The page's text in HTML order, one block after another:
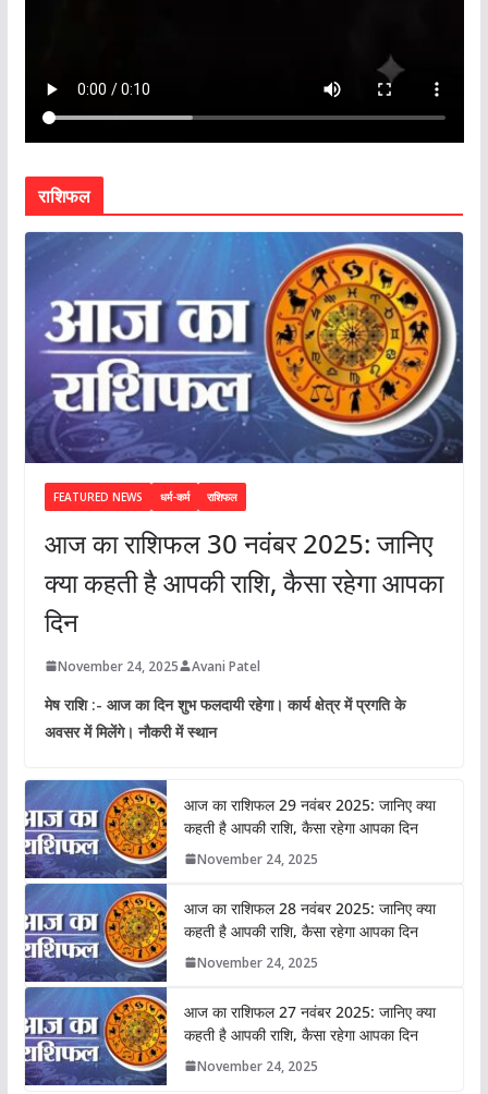
राशिफल
FEATURED NEWS धर्म-कर्म राशिफल
आज का राशिफल 30 नवंबर 2025: जानिए
क्या कहती है आपकी राशि, कैसा रहेगा आपका
दिन
November 24, 2025 Avani Patel
मेष राशि :- आज का दिन शुभ फलदायी रहेगा। कार्य क्षेत्र में प्रगति के
अवसर में मिलेंगे। नौकरी में स्थान
आज का राशिफल 29 नवंबर 2025: जानिए क्या
कहती है आपकी राशि, कैसा रहेगा आपका दिन
November 24, 2025
आज का राशिफल 28 नवंबर 2025: जानिए क्या
कहती है आपकी राशि, कैसा रहेगा आपका दिन
November 24, 2025
आज का राशिफल 27 नवंबर 2025: जानिए क्या
कहती है आपकी राशि, कैसा रहेगा आपका दिन
November 24, 2025